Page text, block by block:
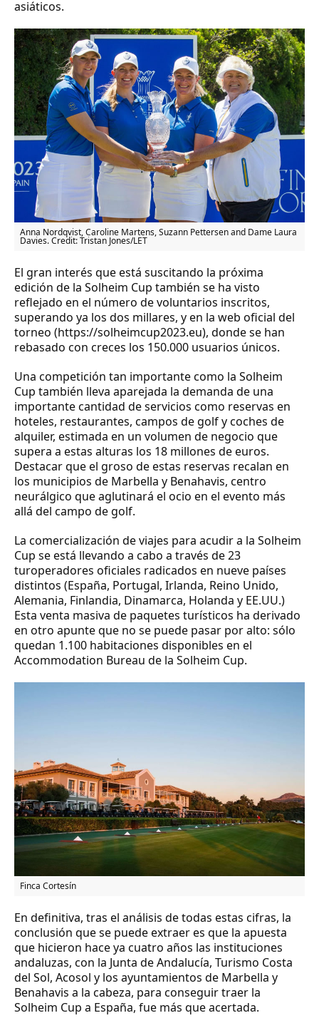
asiáticos.
Anna Nordqvist, Caroline Martens, Suzann Pettersen and Dame Laura
Davies. Credit: Tristan Jones/LET
El gran interés que está suscitando la próxima
edición de la Solheim Cup también se ha visto
reflejado en el número de voluntarios inscritos,
superando ya los dos millares, y en la web oficial del
torneo (https://solheimcup2023.eu), donde se han
rebasado con creces los 150.000 usuarios únicos.
Una competición tan importante como la Solheim
Cup también lleva aparejada la demanda de una
importante cantidad de servicios como reservas en
hoteles, restaurantes, campos de golf y coches de
alquiler, estimada en un volumen de negocio que
supera a estas alturas los 18 millones de euros.
Destacar que el groso de estas reservas recalan en
los municipios de Marbella y Benahavis, centro
neurálgico que aglutinará el ocio en el evento más
allá del campo de golf.
La comercialización de viajes para acudir a la Solheim
Cup se está llevando a cabo a través de 23
turoperadores oficiales radicados en nueve países
distintos (España, Portugal, Irlanda, Reino Unido,
Alemania, Finlandia, Dinamarca, Holanda y EE.UU.)
Esta venta masiva de paquetes turísticos ha derivado
en otro apunte que no se puede pasar por alto: sólo
quedan 1.100 habitaciones disponibles en el
Accommodation Bureau de la Solheim Cup.
Finca Cortesín
En definitiva, tras el análisis de todas estas cifras, la
conclusión que se puede extraer es que la apuesta
que hicieron hace ya cuatro años las instituciones
andaluzas, con la Junta de Andalucía, Turismo Costa
del Sol, Acosol y los ayuntamientos de Marbella y
Benahavis a la cabeza, para conseguir traer la
Solheim Cup a España, fue más que acertada.